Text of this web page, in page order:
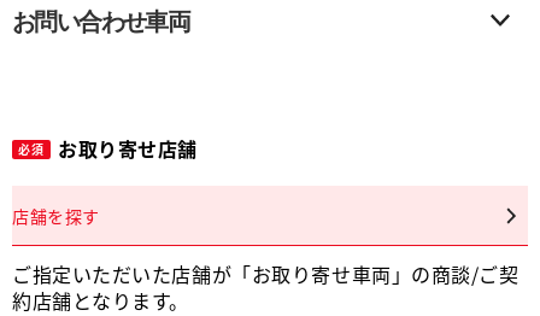
お問い合わせ車両
必須 お取り寄せ店舗
店舗を探す
ご指定いただいた店舗が「お取り寄せ車両」の商談/ご契
約店舗となります。